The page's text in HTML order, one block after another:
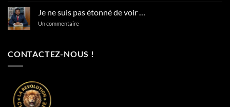
levez-
vous
matin
dimanche
02
Août
Je ne suis pas étonné de voir …
Un commentairesur
étonné
CONTACTEZ-NOUS !